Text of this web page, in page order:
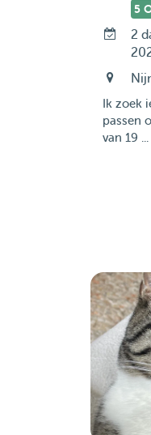
5
2
Ik zoek
passen
van 19 ...